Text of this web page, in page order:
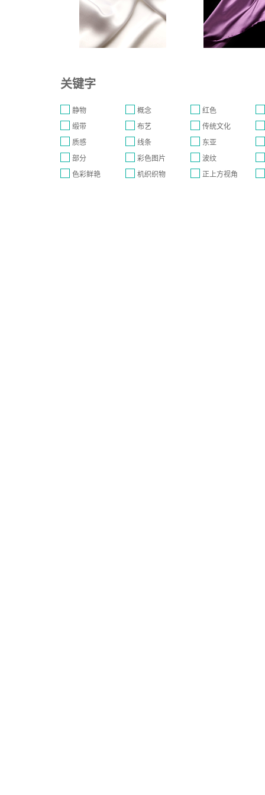
关键字
静物 概念
红色
缎带
布艺
传统文化
质感
线条
东亚
部分
彩色图片
波纹
色彩鲜艳
机织织物 正上方视角